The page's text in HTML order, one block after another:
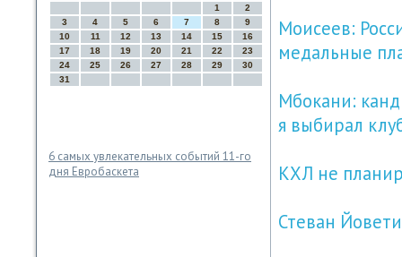
1
2
3
4 5 6 7 8
9
10
11 12 13 14 15
16
17
18 19 20 21 22
23
24
25 26 27 28 29
30
31
6 самых увлекательных событий 11-го
дня Евробаскета
Моисеев:
медальные
Мбокани:
я выбирал
КХЛ не
Стеван